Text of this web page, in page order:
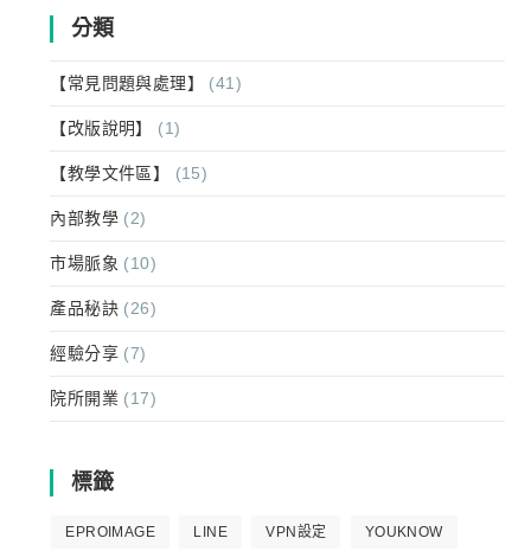
分類
【常見問題與處理】 (41)
【改版說明】 (1)
【教學文件區】 (15)
內部教學 (2)
市場脈象 (10)
產品秘訣 (26)
經驗分享 (7)
院所開業 (17)
標籤
EPROIMAGE LINE VPN設定 YOUKNOW